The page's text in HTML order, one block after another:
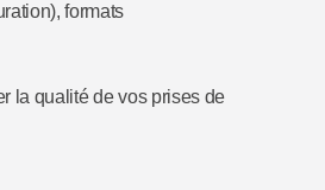
formats
la qualité de vos prises de